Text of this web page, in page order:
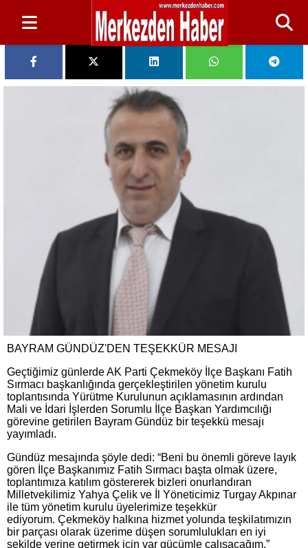
BAYRAM GÜNDÜZ'DEN TEŞEKKÜR MESAJI
Geçtiğimiz günlerde AK Parti Çekmeköy İlçe Başkanı Fatih
Sırmacı başkanlığında gerçekleştirilen yönetim kurulu
toplantısında Yürütme Kurulunun açıklamasının ardından
Mali ve İdari İşlerden Sorumlu İlçe Başkan Yardımcılığı
görevine getirilen Bayram Gündüz bir teşekkü mesajı
yayımladı.
Gündüz mesajında şöyle dedi: “Beni bu önemli göreve layık
gören İlçe Başkanımız Fatih Sırmacı başta olmak üzere,
toplantımıza katılım göstererek bizleri onurlandıran
Milletvekilimiz Yahya Çelik ve İl Yöneticimiz Turgay Akpınar
ile tüm yönetim kurulu üyelerimize teşekkür
ediyorum. Çekmeköy halkına hizmet yolunda teşkilatımızın
bir parçası olarak üzerime düşen sorumlulukları en iyi
şekilde yerine getirmek için var gücümle çalışacağım.”